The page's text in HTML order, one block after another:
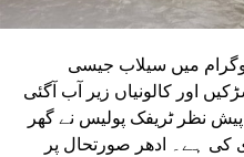
میں سیلاب جیسی
اور کالونیاں زیر آب آگئی
نظر ٹریفک پولیس نے گھر
کی ہے۔ ادھر صورتحال پر